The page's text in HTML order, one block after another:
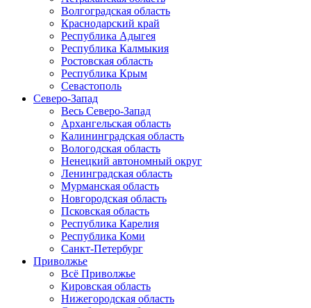
Волгоградская область
Краснодарский край
Республика Адыгея
Республика Калмыкия
Ростовская область
Республика Крым
Севастополь
Северо-Запад
Весь Северо-Запад
Архангельская область
Калининградская область
Вологодская область
Ненецкий автономный округ
Ленинградская область
Мурманская область
Новгородская область
Псковская область
Республика Карелия
Республика Коми
Санкт-Петербург
Приволжье
Всё Приволжье
Кировская область
Нижегородская область